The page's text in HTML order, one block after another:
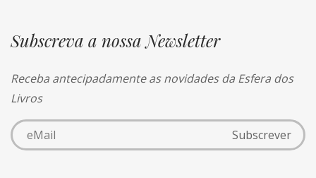
Subscreva a nossa Newsletter
Receba antecipadamente as novidades da Esfera dos
Livros